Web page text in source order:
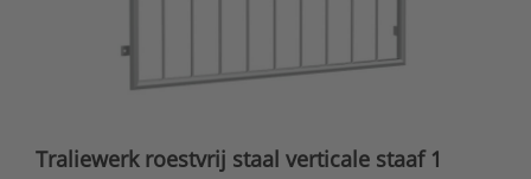
Traliewerk roestvrij staal verticale staaf 1